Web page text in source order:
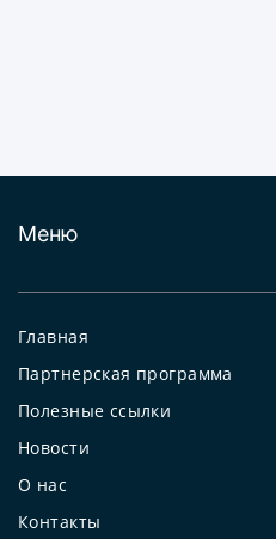
Меню
Главная
Партнерская программа
Полезные ссылки
Новости
О нас
Контакты